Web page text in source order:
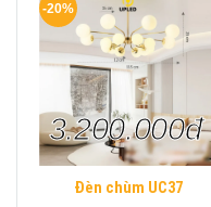
Đèn chùm UC37
3.200.000đ
-20%